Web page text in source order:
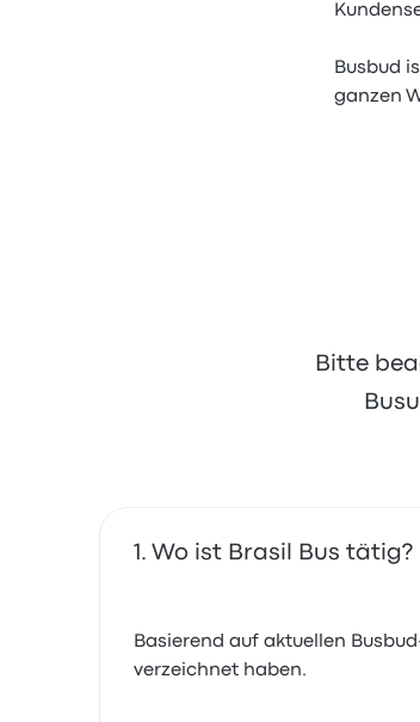
Busbud
ganzen
Bitte
Wo ist Brasil Bus tätig?
Basierend auf aktuellen
verzeichnet haben.